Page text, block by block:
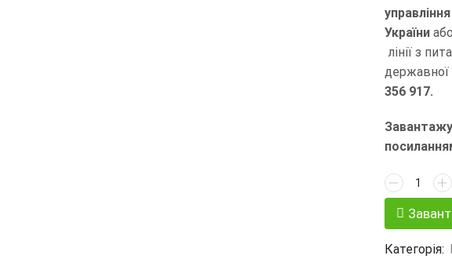
України
лінії з
державної
356 917.
Категорія: